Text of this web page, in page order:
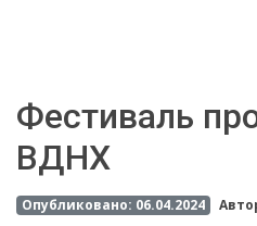
Фестиваль
ВДНХ
Опубликовано: 06.04.2024